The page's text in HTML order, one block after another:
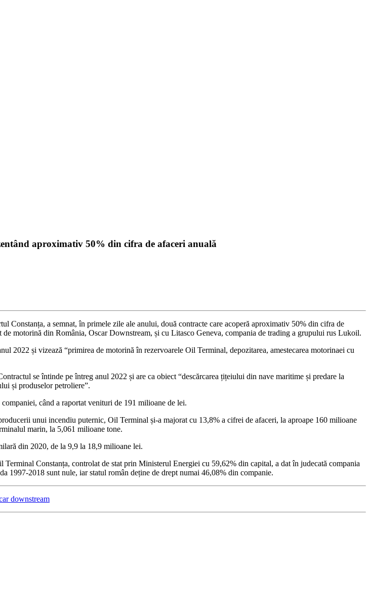
aproximativ 50% din cifra de afaceri anuală
Constanța, a semnat, în primele zile ale anului, două contracte care acoperă aproximativ 50% din cifra de
motorină din România, Oscar Downstream, și cu Litasco Geneva, compania de trading a grupului rus Lukoil.
2022 și vizează “primirea de motorină în rezervoarele Oil Terminal, depozitarea, amestecarea motorinaei cu
se întinde pe întreg anul 2022 și are ca obiect “descărcarea țițeiului din nave maritime și predare la
și produselor petroliere”.
când a raportat venituri de 191 milioane de lei.
unui incendiu puternic, Oil Terminal și-a majorat cu 13,8% a cifrei de afaceri, la aproape 160 milioane
marin, la 5,061 milioane tone.
din 2020, de la 9,9 la 18,9 milioane lei.
Constanța, controlat de stat prin Ministerul Energiei cu 59,62% din capital, a dat în judecată compania
1997-2018 sunt nule, iar statul român deține de drept numai 46,08% din companie.
downstream